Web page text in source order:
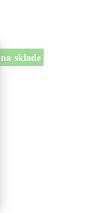
na sklade